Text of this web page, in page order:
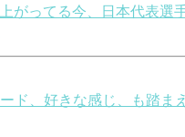
がってる今、日本代表選
ド、好きな感じ、も踏ま